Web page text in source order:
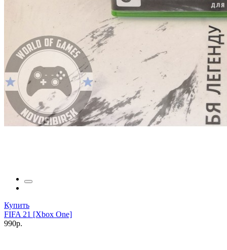
Купить
FIFA 21 [Xbox One]
990р.